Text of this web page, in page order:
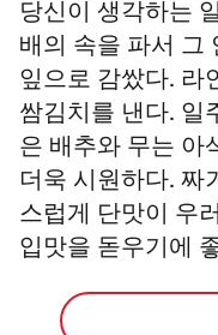
격
3/4
당신이 생각하는
배의 속을 파서 그
잎으로 감쌌다. 라
쌈김치를 낸다. 일
은 배추와 무는 아
더욱 시원하다. 짜
스럽게 단맛이 우
입맛을 돋우기에